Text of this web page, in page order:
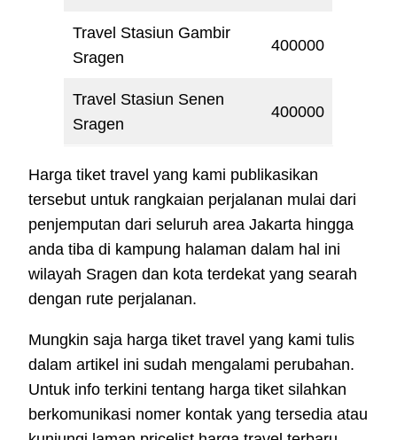
Travel Stasiun Gambir
Sragen
400000
Travel Stasiun Senen
Sragen
400000
Harga tiket travel yang kami publikasikan
tersebut untuk rangkaian perjalanan mulai dari
penjemputan dari seluruh area Jakarta hingga
anda tiba di kampung halaman dalam hal ini
wilayah Sragen dan kota terdekat yang searah
dengan rute perjalanan.
Mungkin saja harga tiket travel yang kami tulis
dalam artikel ini sudah mengalami perubahan.
Untuk info terkini tentang harga tiket silahkan
berkomunikasi nomer kontak yang tersedia atau